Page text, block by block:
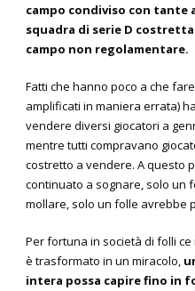
campo condiviso con
squadra di serie D
campo non regolamentare.
Fatti che hanno poco a che
amplificati in maniera errata)
vendere diversi giocatori a
mentre tutti compravano
costretto a vendere. A questo
continuato a sognare, solo un
mollare, solo un folle avrebbe
Per fortuna in società di folli
è trasformato in un miracolo,
intera possa capire fino in